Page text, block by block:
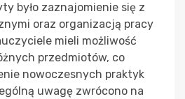
było zaznajomienie się z
oraz organizacją pracy
mieli możliwość
przedmiotów, co
nowoczesnych praktyk
uwagę zwrócono na